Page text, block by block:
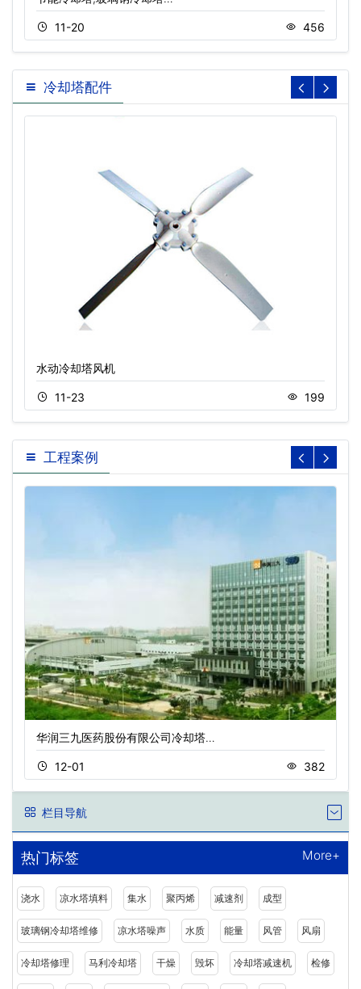
11-20 456
冷却塔配件
水动冷却塔风机
11-23 199
工程案例
华润三九医药股份有限公司冷却塔…
12-01 382
栏目导航
热门标签 More+
浇水 凉水塔填料 集水 聚丙烯 减速剂 成型
玻璃钢冷却塔维修 凉水塔噪声 水质 能量 风管 风扇
冷却塔修理 马利冷却塔 干燥 毁坏 冷却塔减速机 检修